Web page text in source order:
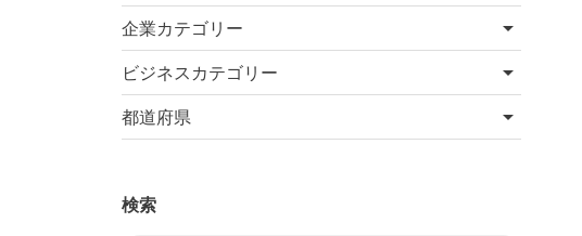
企業カテゴリー
ビジネスカテゴリー
都道府県
検索